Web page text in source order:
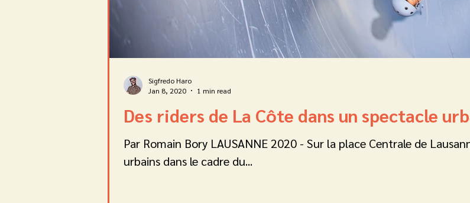
Des riders de La Côte dans un spectacle
Par Romain Bory LAUSANNE 2020 - Sur la place Centrale de
urbains dans le cadre du...
Sigfredo Haro
Jan 8, 2020
1 min read